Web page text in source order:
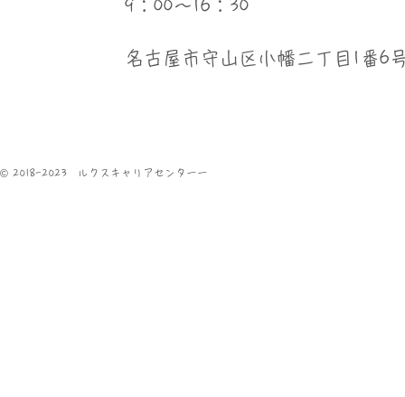
9：00～16：30
名古屋市守山区小幡二丁目1番6
© 2018-2023 ルクスキャリアセンターー